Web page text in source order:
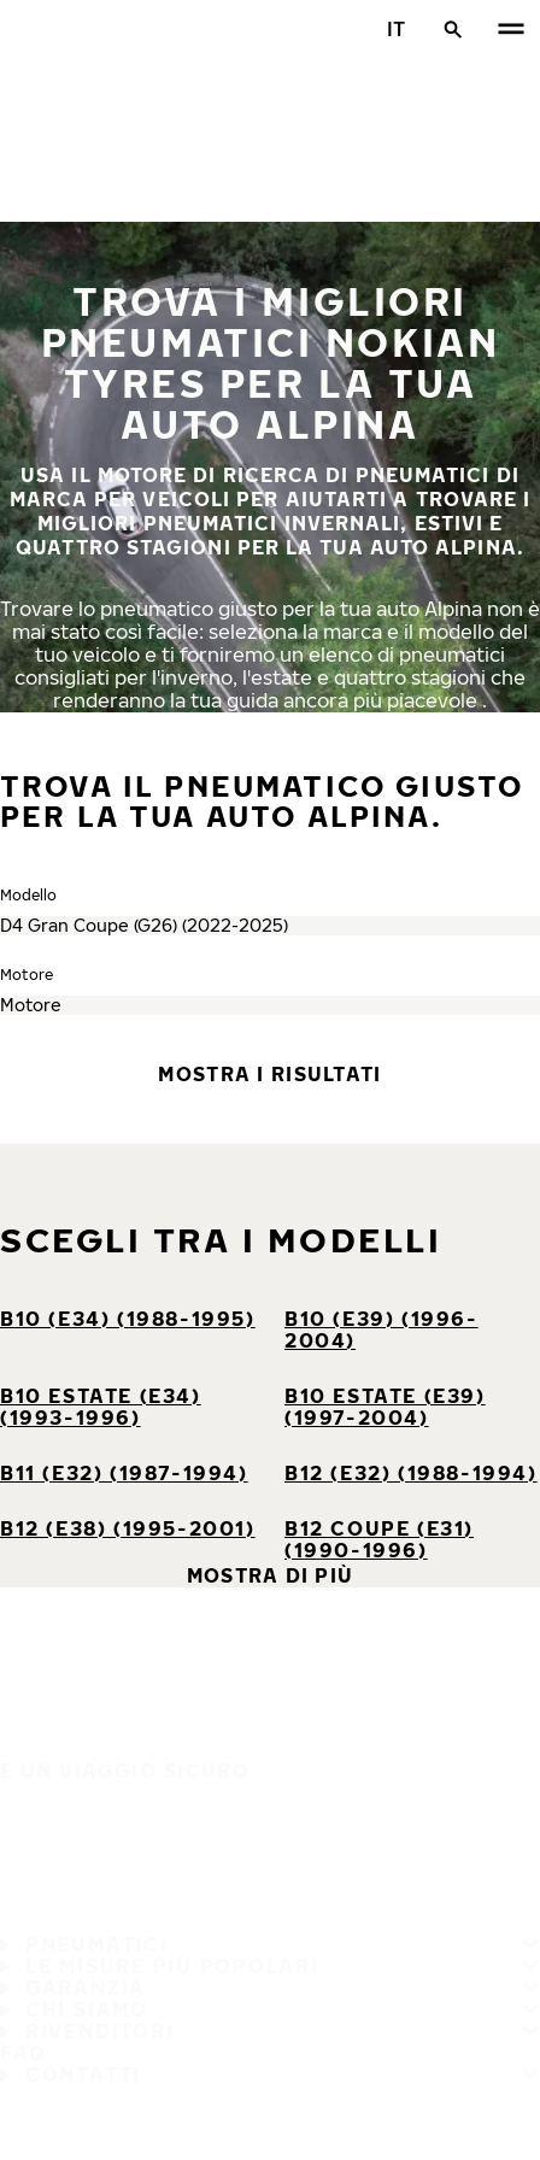
IT
TROVA I MIGLIORI
PNEUMATICI NOKIAN
TYRES PER LA TUA
AUTO ALPINA
USA IL MOTORE DI RICERCA DI PNEUMATICI DI
MARCA PER VEICOLI PER AIUTARTI A TROVARE I
MIGLIORI PNEUMATICI INVERNALI, ESTIVI E
QUATTRO STAGIONI PER LA TUA AUTO ALPINA.
Trovare lo pneumatico giusto per la tua auto Alpina non è
mai stato così facile: seleziona la marca e il modello del
tuo veicolo e ti forniremo un elenco di pneumatici
consigliati per l'inverno, l'estate e quattro stagioni che
renderanno la tua guida ancora più piacevole .
TROVA IL PNEUMATICO GIUSTO
PER LA TUA AUTO ALPINA.
Modello
Motore
MOSTRA I RISULTATI
SCEGLI TRA I MODELLI
B10 (E34) (1988-1995)
B10 (E39) (1996-
2004)
B10 ESTATE (E34)
(1993-1996)
B10 ESTATE (E39)
(1997-2004)
B11 (E32) (1987-1994) B12 (E32) (1988-1994)
B12 (E38) (1995-2001)
B12 COUPE (E31)
(1990-1996)
MOSTRA DI PIÙ